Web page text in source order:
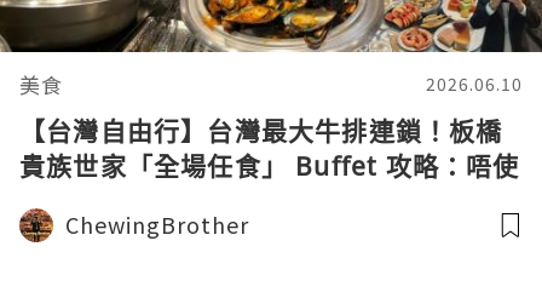
美食 2026.06.10
【台灣自由行】台灣最大牛排連鎖！板橋
貴族世家「全場任食」 Buffet 攻略：唔使
150 蚊港幣，爆量生果、熟食、港點大飽
夾天ChewingBrother